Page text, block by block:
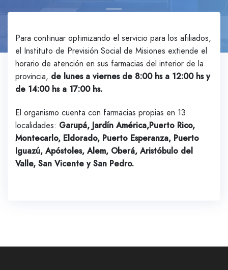
Para continuar optimizando el servicio para los afiliados,
el Instituto de Previsión Social de Misiones extiende el
horario de atención en sus farmacias del interior de la
provincia, de lunes a viernes de 8:00 hs a 12:00 hs y
de 14:00 hs a 17:00 hs.
El organismo cuenta con farmacias propias en 13
localidades: Garupá, Jardín América,Puerto Rico,
Montecarlo, Eldorado, Puerto Esperanza, Puerto
Iguazú, Apóstoles, Alem, Oberá, Aristóbulo del
Valle, San Vicente y San Pedro.